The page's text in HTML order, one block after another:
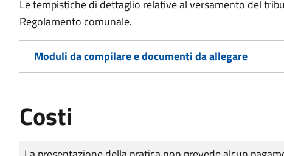
Le tempistiche di dettaglio relative al versamento del
Regolamento comunale.
Moduli da compilare e documenti da allegare
Costi
Tipo di pagamento
Importo